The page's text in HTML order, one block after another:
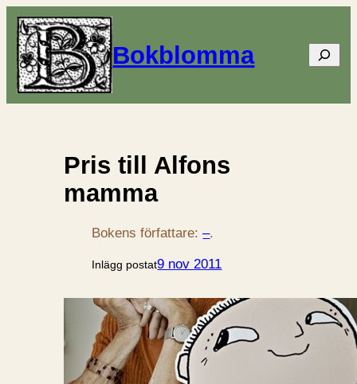
Bokblomma Sök
Pris till Alfons
mamma
Bokens författare:–.
Inlägg postat9 nov 2011